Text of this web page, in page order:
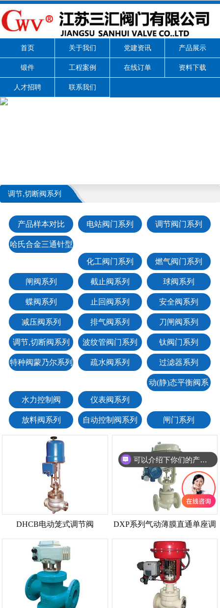
首页 关于我们 党建资讯 产品展示
锻件 工程案例 在线订单 资料下载
人才招聘 联系我们
调节,切断阀系列
产品样本对比 电站阀门系列 调节阀门系列
哈氏合金三通针型
化工阀门系列 燃气阀门系列
闸阀系列 截止阀系列 球阀系列
蝶阀系列 止回阀系列 安全阀系列
减压阀系列 排气阀系列 刀闸阀系列
调节,切断阀系列 波纹管阀门系列 钛阀门系列
特种阀蒙乃尔系列 疏水阀系列 过滤器系列
水力控制阀 仪表阀系列
动(静)态平衡阀系
放料阀系列 自动控制阀系列 闸门系列
DHCB电动笼式调节阀 DXP系列气动薄膜直通单座调
节阀
可以介绍下你们的产品么